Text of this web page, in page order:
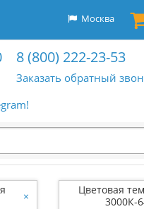
Москва
8 (800) 222-23-53
Заказать обратный
×
Цветовая
3000К-